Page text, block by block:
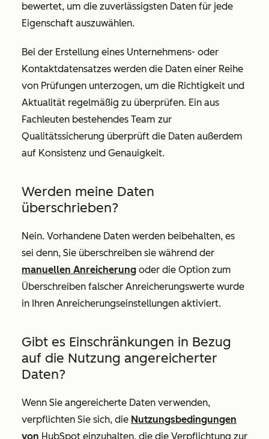
bewertet, um die zuverlässigsten Daten für jede
Eigenschaft auszuwählen.
Bei der Erstellung eines Unternehmens- oder
Kontaktdatensatzes werden die Daten einer Reihe
von Prüfungen unterzogen, um die Richtigkeit und
Aktualität regelmäßig zu überprüfen. Ein aus
Fachleuten bestehendes Team zur
Qualitätssicherung überprüft die Daten außerdem
auf Konsistenz und Genauigkeit.
Werden meine Daten
überschrieben?
Nein. Vorhandene Daten werden beibehalten, es
sei denn, Sie überschreiben sie während der
manuellen Anreicherung oder die Option zum
Überschreiben falscher Anreicherungswerte wurde
in Ihren Anreicherungseinstellungen aktiviert.
Gibt es Einschränkungen in Bezug
auf die Nutzung angereicherter
Daten?
Wenn Sie angereicherte Daten verwenden,
verpflichten Sie sich, die Nutzungsbedingungen
von HubSpot einzuhalten, die die Verpflichtung zur